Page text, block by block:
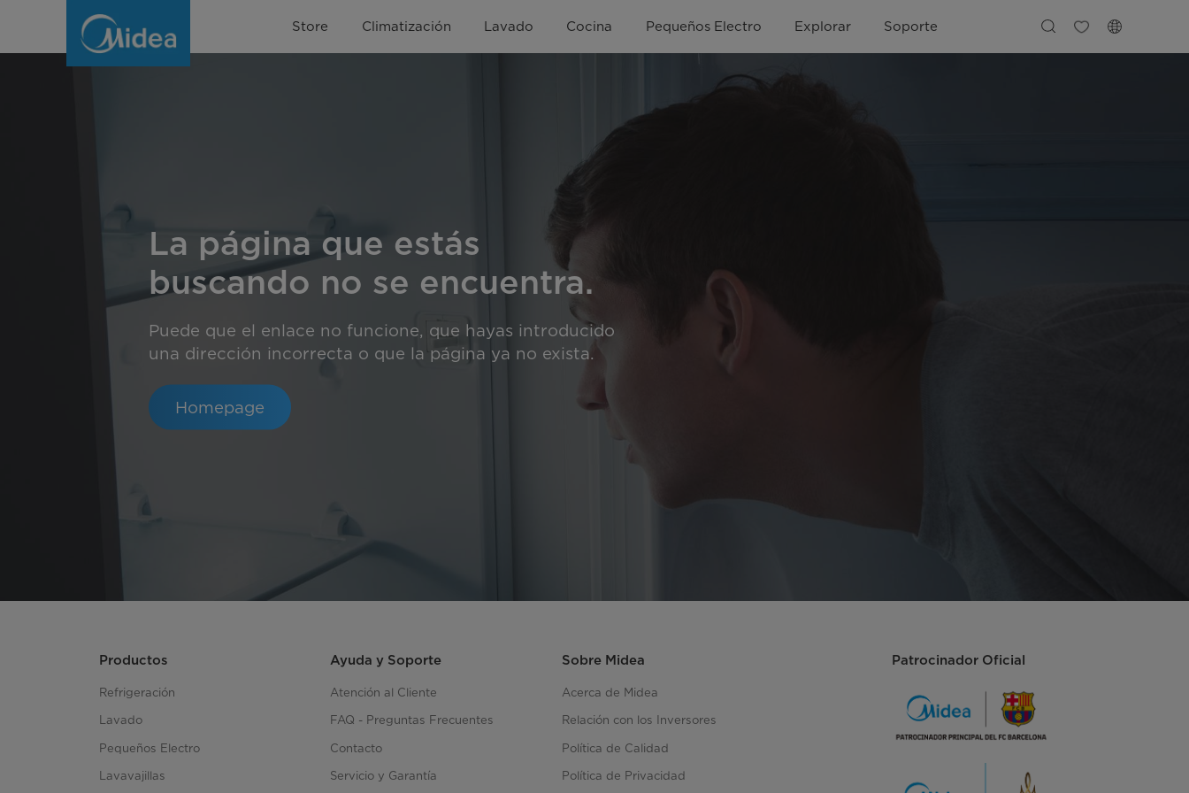
page
Store Climatización Lavado Cocina Pequeños Electro Explorar Soporte
La página que estás
buscando no se encuentra.
Puede que el enlace no funcione, que hayas introducido
una dirección incorrecta o que la página ya no exista.
Homepage
Productos
Refrigeración
Lavado
Pequeños Electro
Lavavajillas
Ayuda y Soporte
Atención al Cliente
FAQ - Preguntas Frecuentes
Contacto
Servicio y Garantía
Sobre Midea
Acerca de Midea
Relación con los Inversores
Política de Calidad
Política de Privacidad
Patrocinador Oficial